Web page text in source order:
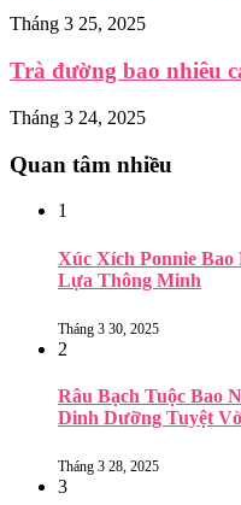
Tháng 3 25, 2025
Trà đường bao nhiêu
Tháng 3 24, 2025
Quan tâm nhiều
1
Xúc Xích Ponnie
Lựa Thông Minh
Tháng 3 30, 2025
2
Râu Bạch Tuộc Bao
Dinh Dưỡng Tuyệt
Tháng 3 28, 2025
3